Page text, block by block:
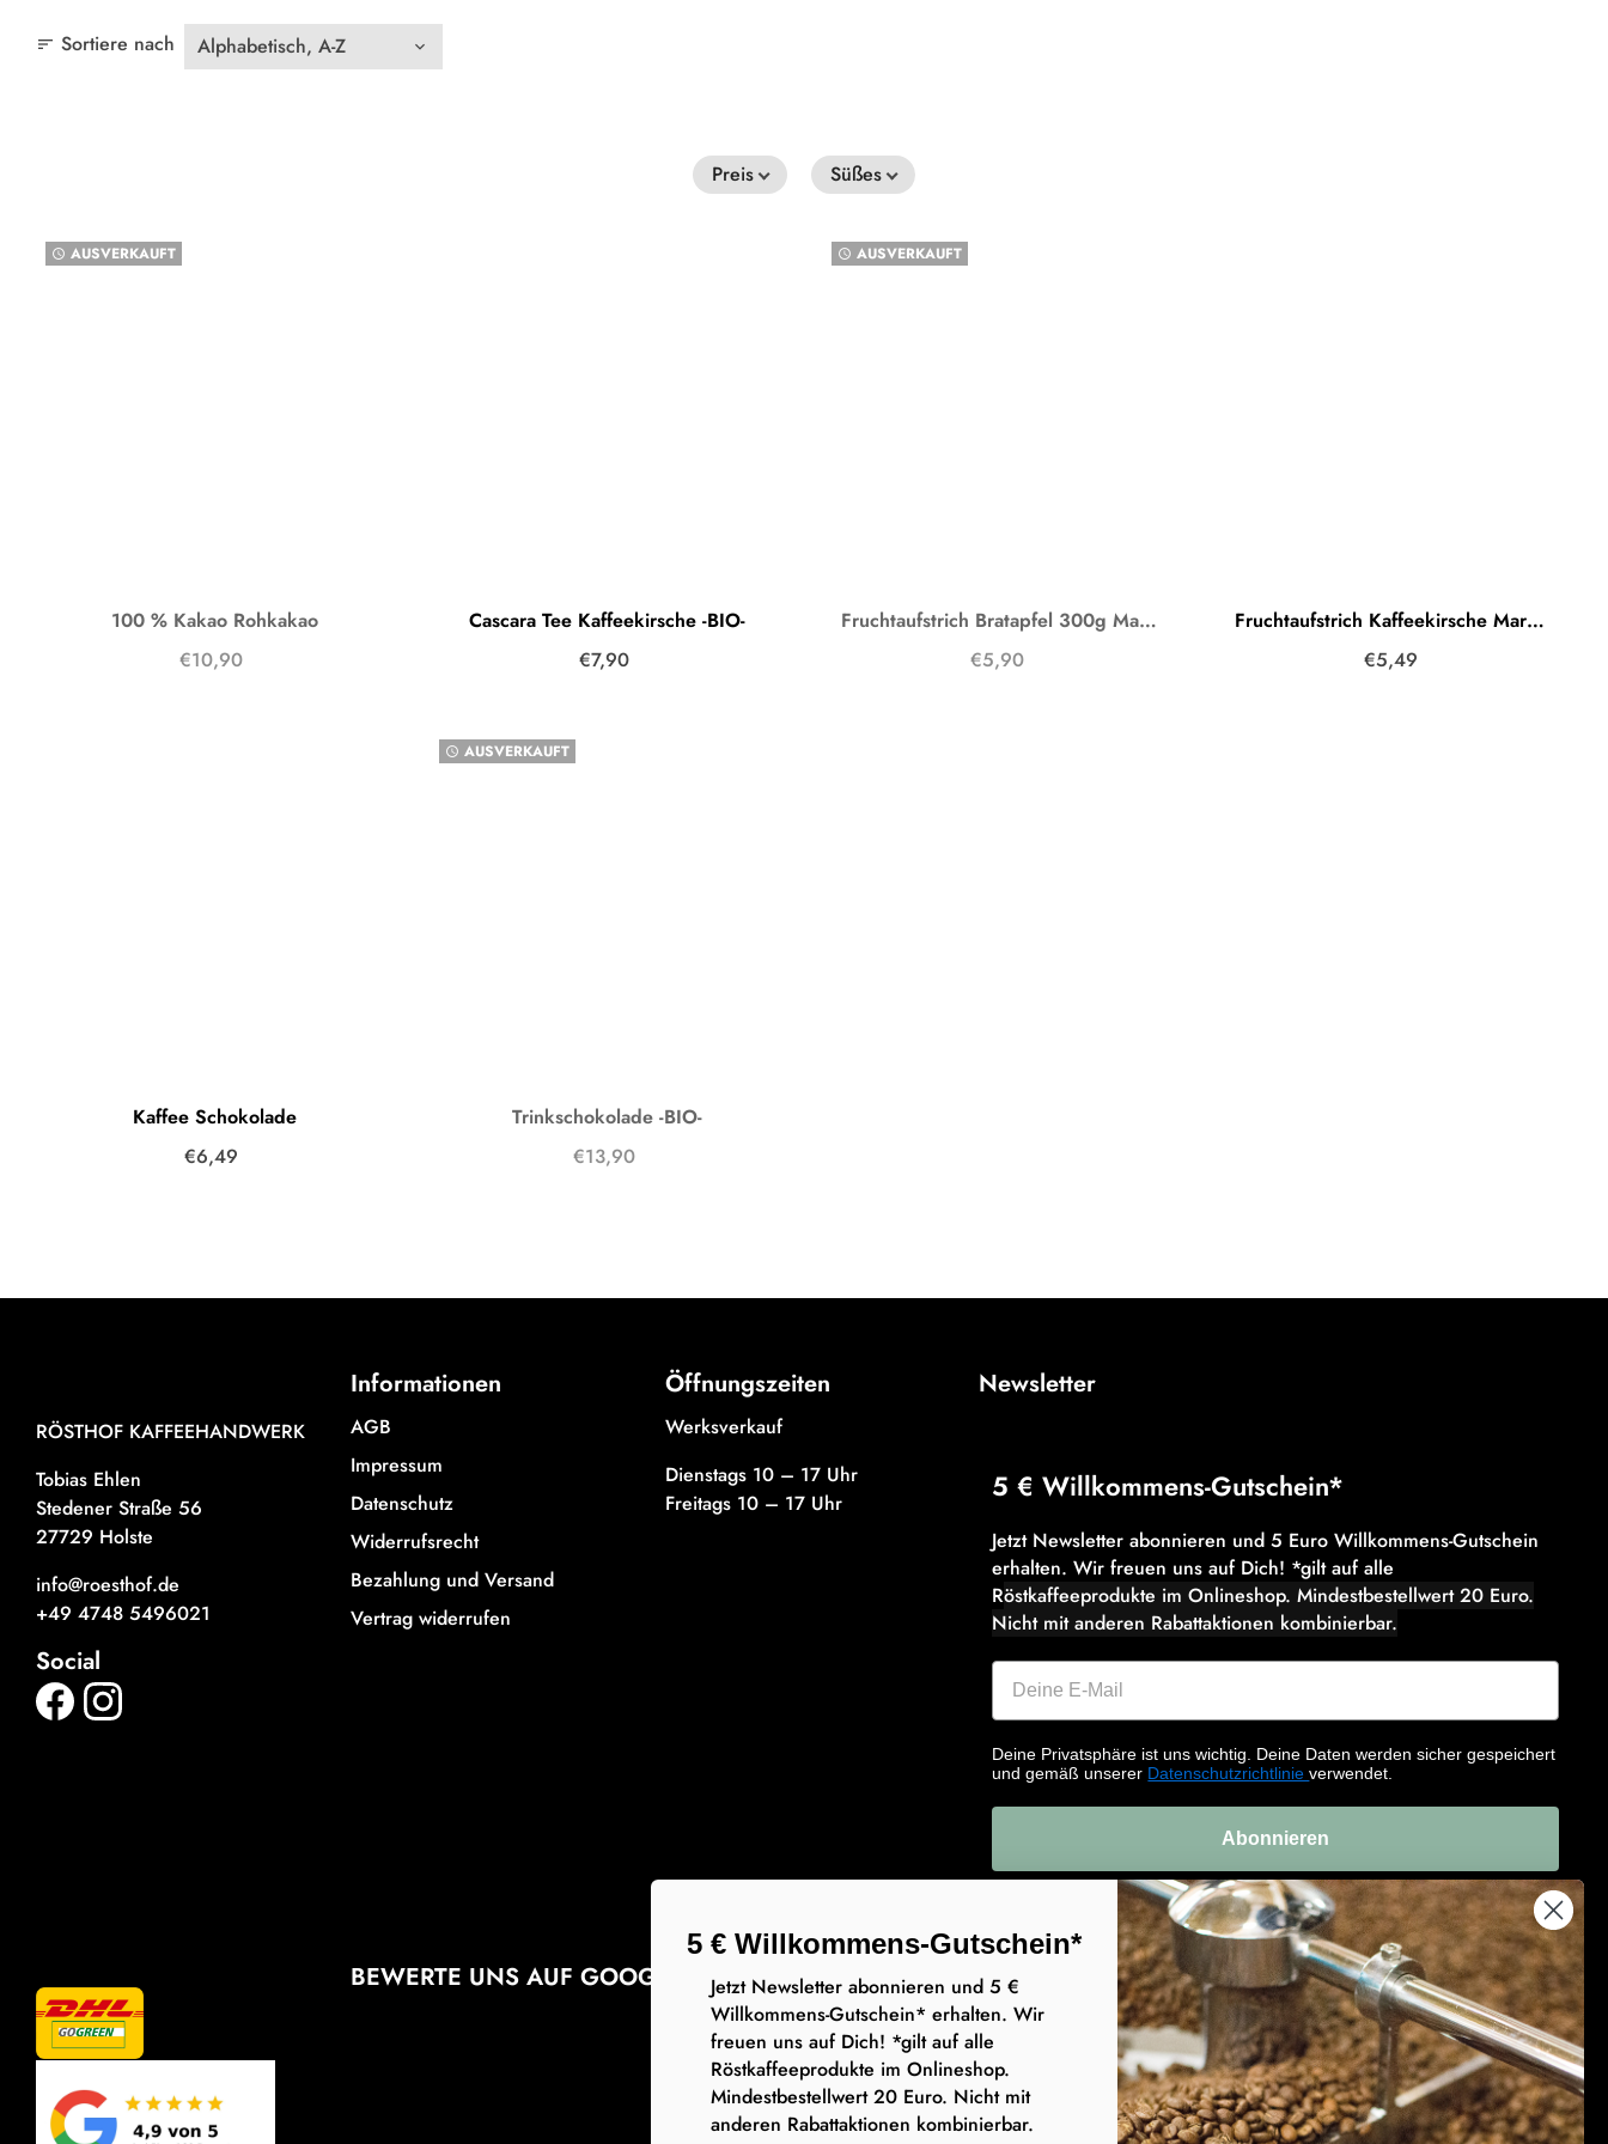
sort Sortiere nach
Preis Süßes
watch_later AUSVERKAUFT
100 % Kakao Rohkakao
€10,90
Cascara Tee Kaffeekirsche -BIO-
€7,90
watch_later AUSVERKAUFT
Fruchtaufstrich Bratapfel 300g Marmelade
€5,90
Fruchtaufstrich Kaffeekirsche Marmelade
€5,49
Kaffee Schokolade
€6,49
watch_later AUSVERKAUFT
Trinkschokolade -BIO-
€13,90
RÖSTHOF KAFFEEHANDWERK
Tobias Ehlen
Stedener Straße 56
27729 Holste
info@roesthof.de
+49 4748 5496021
Social
Informationen
AGB
Impressum
Datenschutz
Widerrufsrecht
Bezahlung und Versand
Vertrag widerrufen
Öffnungszeiten
Werksverkauf
Dienstags 10 – 17 Uhr
Freitags 10 – 17 Uhr
Newsletter
5 € Willkommens-Gutschein*
Jetzt Newsletter abonnieren und 5 Euro Willkommens-Gutschein
erhalten. Wir freuen uns auf Dich! *gilt auf alle
Röstkaffeeprodukte im Onlineshop. Mindestbestellwert 20 Euro.
Nicht mit anderen Rabattaktionen kombinierbar.
Deine Privatsphäre ist uns wichtig. Deine Daten werden sicher gespeichert
und gemäß unserer Datenschutzrichtlinieverwendet.
Abonnieren
BEWERTE UNS AUF GOOGLE
5 € Willkommens-Gutschein*
Jetzt Newsletter abonnieren und 5 €
Willkommens-Gutschein* erhalten. Wir
freuen uns auf Dich! *gilt auf alle
Röstkaffeeprodukte im Onlineshop.
Mindestbestellwert 20 Euro. Nicht mit
anderen Rabattaktionen kombinierbar.